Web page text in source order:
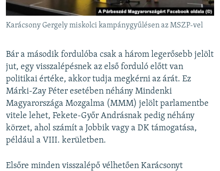
Karácsony Gergely miskolci kampánygyűlésen az MSZP-vel
Bár a második fordulóba csak a három legerősebb jelölt
jut, egy visszalépésnek az első forduló előtt van
politikai értéke, akkor tudja megkérni az árát. Ez
Márki-Zay Péter esetében néhány Mindenki
Magyarországa Mozgalma (MMM) jelölt parlamentbe
vitele lehet, Fekete-Győr Andrásnak pedig néhány
körzet, ahol számít a Jobbik vagy a DK támogatása,
például a VIII. kerületben.
Elsőre minden visszalépő vélhetően Karácsonyt